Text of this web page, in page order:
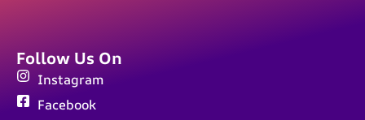
Follow Us On
Instagram
Facebook